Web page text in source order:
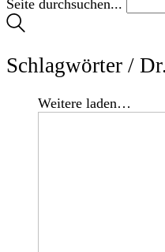
Seite durchsuchen...
Schlagwörter /
Weitere laden…